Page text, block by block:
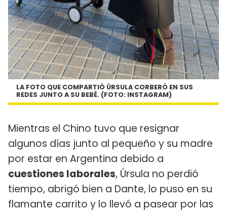
LA FOTO QUE COMPARTIÓ ÚRSULA CORBERÓ EN SUS
REDES JUNTO A SU BEBÉ. (FOTO: INSTAGRAM)
Mientras el Chino tuvo que resignar
algunos días junto al pequeño y su madre
por estar en Argentina debido a
cuestiones laborales, Úrsula no perdió
tiempo, abrigó bien a Dante, lo puso en su
flamante carrito y lo llevó a pasear por las